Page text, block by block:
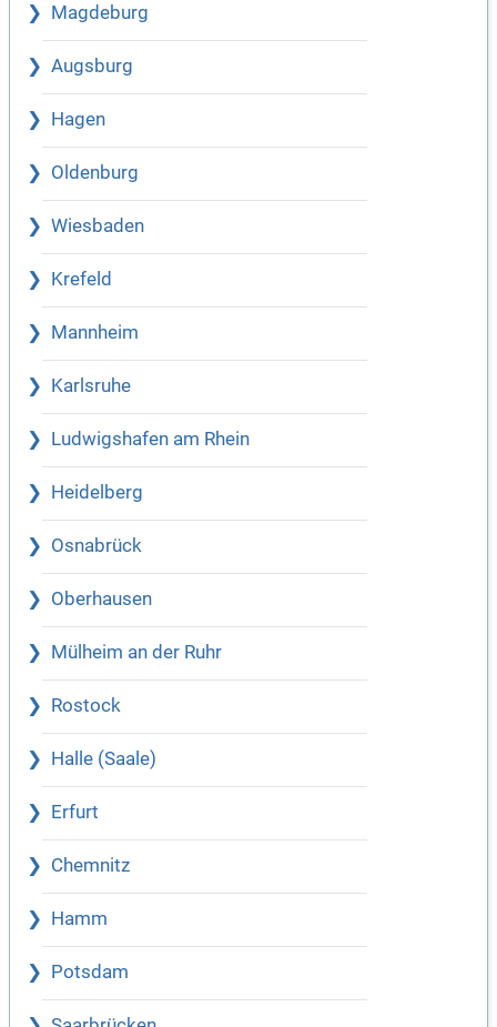
Magdeburg
Augsburg
Hagen
Oldenburg
Wiesbaden
Krefeld
Mannheim
Karlsruhe
Ludwigshafen am Rhein
Heidelberg
Osnabrück
Oberhausen
Mülheim an der Ruhr
Rostock
Halle (Saale)
Erfurt
Chemnitz
Hamm
Potsdam